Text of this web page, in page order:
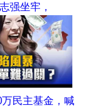
强坐牢，
民主基金，喊